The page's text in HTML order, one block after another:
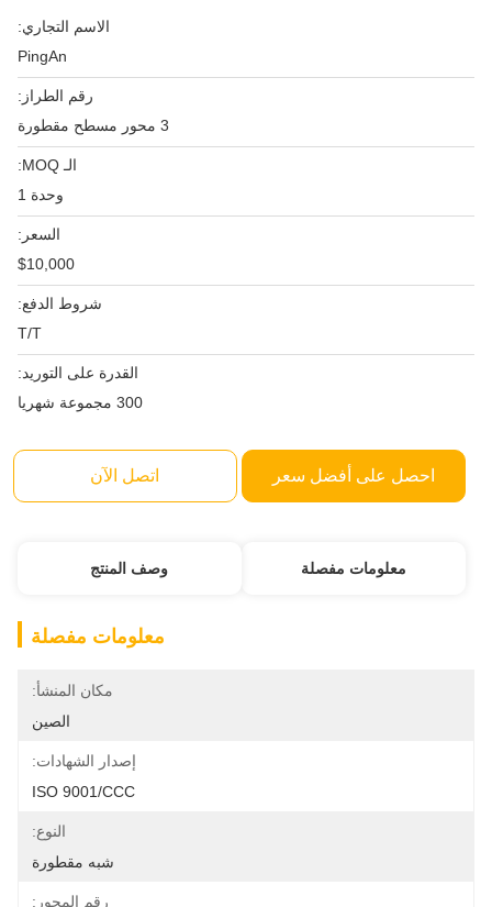
الاسم التجاري:
PingAn
رقم الطراز:
3 محور مسطح مقطورة
الـ MOQ:
وحدة 1
السعر:
$10,000
شروط الدفع:
T/T
القدرة على التوريد:
300 مجموعة شهريا
احصل على أفضل سعر اتصل الآن
معلومات مفصلة وصف المنتج
معلومات مفصلة
مكان المنشأ:
الصين
إصدار الشهادات:
ISO 9001/CCC
النوع:
شبه مقطورة
رقم المحور: